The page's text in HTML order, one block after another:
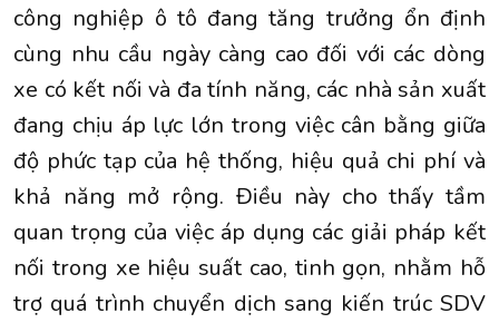
công nghiệp ô tô đang tăng trưởng ổn định
cùng nhu cầu ngày càng cao đối với các dòng
xe có kết nối và đa tính năng, các nhà sản xuất
đang chịu áp lực lớn trong việc cân bằng giữa
độ phức tạp của hệ thống, hiệu quả chi phí và
khả năng mở rộng. Điều này cho thấy tầm
quan trọng của việc áp dụng các giải pháp kết
nối trong xe hiệu suất cao, tinh gọn, nhằm hỗ
trợ quá trình chuyển dịch sang kiến trúc SDV